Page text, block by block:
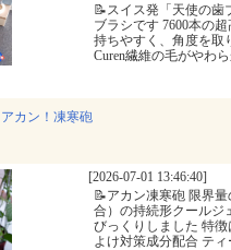
📝スイス発「天使の歯
ブラシです 7600本の
持ちやすく、角度を取
Curen繊維の毛がやわ
アカン！凍寒砲
[2026-07-01 13:46:40]
📝アカン凍寒砲 限界
合）の持続形クールジ
びっくりしました 特
よけ対策成分配合 テ